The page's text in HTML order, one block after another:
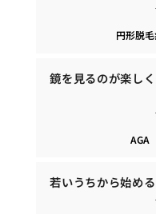
円形脱
鏡を見るのが楽し
AGA
若いうちから始め